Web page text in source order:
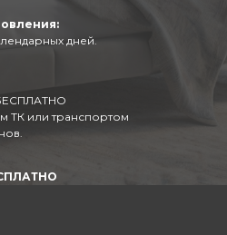
дней.
ТК или транспортом